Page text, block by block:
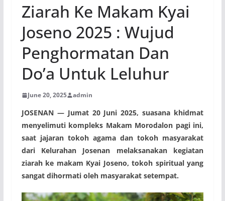
Ziarah Ke Makam Kyai
Joseno 2025 : Wujud
Penghormatan Dan
Do’a Untuk Leluhur
June 20, 2025 admin
JOSENAN — Jumat 20 Juni 2025, suasana khidmat
menyelimuti kompleks Makam Morodalon pagi ini,
saat jajaran tokoh agama dan tokoh masyarakat
dari Kelurahan Josenan melaksanakan kegiatan
ziarah ke makam Kyai Joseno, tokoh spiritual yang
sangat dihormati oleh masyarakat setempat.